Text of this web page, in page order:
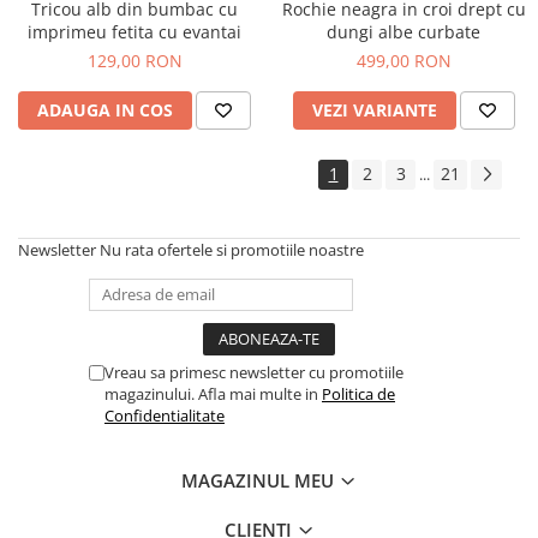
Tricou alb din bumbac cu
imprimeu fetita cu evantai
129,00 RON
ADAUGA IN COS
Rochie neagra in croi drept cu
dungi albe curbate
499,00 RON
VEZI VARIANTE
1 2 3 ... 21
Newsletter Nu rata ofertele si promotiile noastre
Vreau sa primesc newsletter cu promotiile
magazinului. Afla mai multe in Politica de
Confidentialitate
MAGAZINUL MEU
CLIENTI